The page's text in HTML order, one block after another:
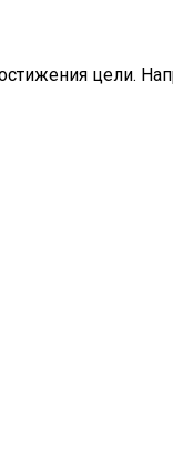
цели.